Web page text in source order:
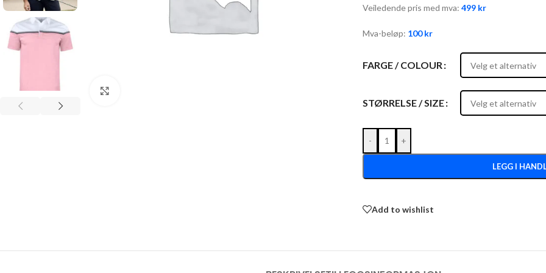
Veiledende pris med mva: 499 kr
Mva-beløp: 100kr
FARGE / COLOUR
STØRRELSE / SIZE
- +
LEGG I
Add to wishlist